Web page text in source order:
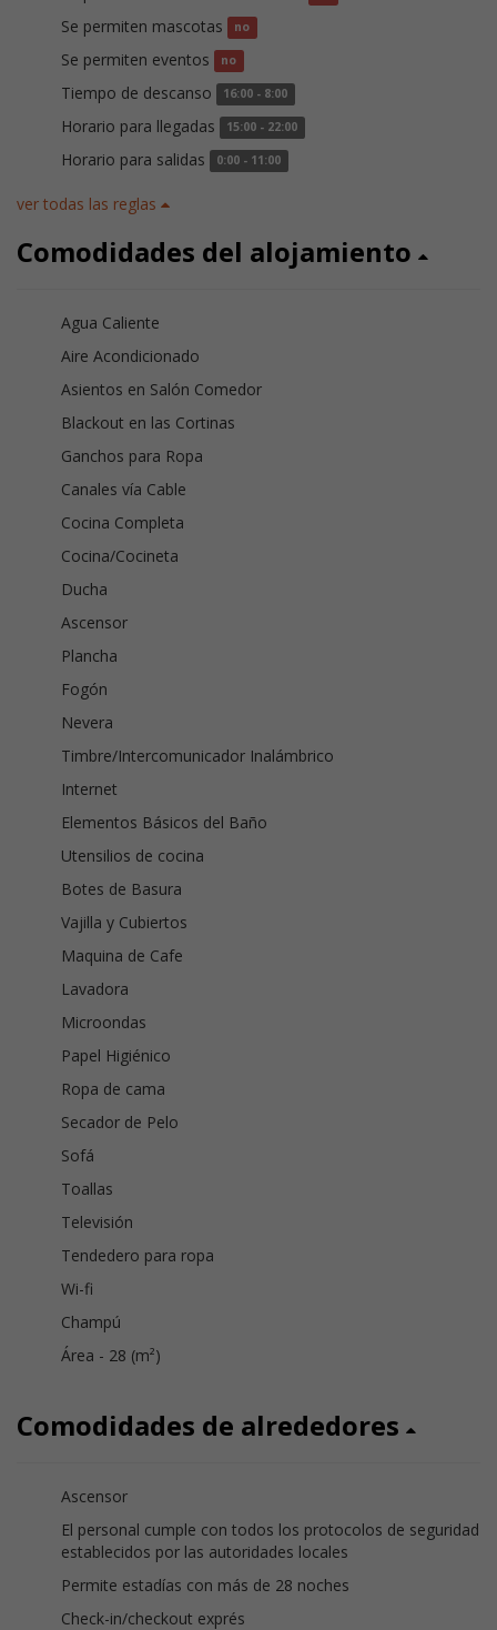
Se permiten mascotas no
Se permiten eventos no
Tiempo de descanso 16:00 - 8:00
Horario para llegadas 15:00 - 22:00
Horario para salidas 0:00 - 11:00
ver todas las reglas
Comodidades del alojamiento
Agua Caliente
Aire Acondicionado
Asientos en Salón Comedor
Blackout en las Cortinas
Ganchos para Ropa
Canales vía Cable
Cocina Completa
Cocina/Cocineta
Ducha
Ascensor
Plancha
Fogón
Nevera
Timbre/Intercomunicador Inalámbrico
Internet
Elementos Básicos del Baño
Utensilios de cocina
Botes de Basura
Vajilla y Cubiertos
Maquina de Cafe
Lavadora
Microondas
Papel Higiénico
Ropa de cama
Secador de Pelo
Sofá
Toallas
Televisión
Tendedero para ropa
Wi-fi
Champú
Área - 28 (m²)
Comodidades de alrededores
Ascensor
El personal cumple con todos los protocolos de seguridad
establecidos por las autoridades locales
Permite estadías con más de 28 noches
Check-in/checkout exprés